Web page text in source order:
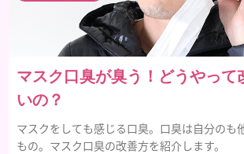
マスク口臭が臭う！どうやって
いの？
マスクをしても感じる口臭。口臭は自分のも
もの。マスク口臭の改善方を紹介します。